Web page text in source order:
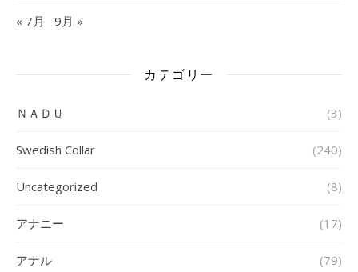
« 7月 9月 »
カテゴリー
ＮＡＤＵ (3)
Swedish Collar (240)
Uncategorized (8)
アナニー (17)
アナル (79)